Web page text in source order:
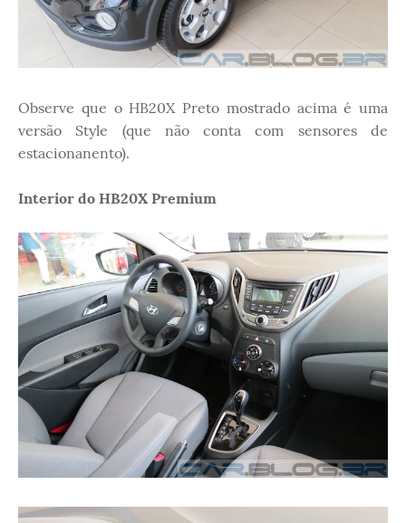
Observe que o HB20X Preto mostrado acima é uma
versão Style (que não conta com sensores de
estacionanento).
Interior do HB20X Premium